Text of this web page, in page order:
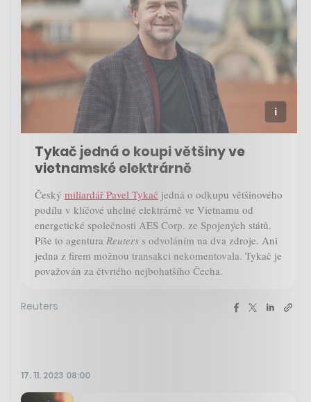
Tykač jedná o koupi většiny ve
vietnamské elektrárně
Český miliardář Pavel Tykač jedná o odkupu většinového
podílu v klíčové uhelné elektrárně ve Vietnamu od
energetické společnosti AES Corp. ze Spojených států.
Píše to agentura Reuters s odvoláním na dva zdroje. Ani
jedna z firem možnou transakci nekomentovala. Tykač je
považován za čtvrtého nejbohatšího Čecha.
Reuters
17. 11. 2023 08:00